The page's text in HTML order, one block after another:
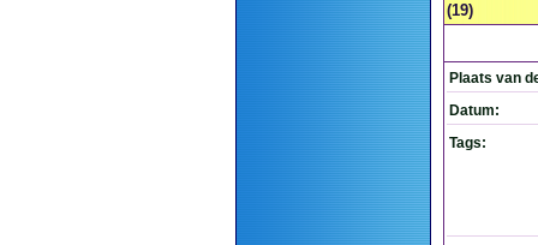
(19)
Plaats van
Datum:
Tags: